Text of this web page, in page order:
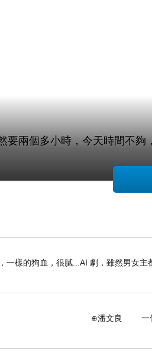
兩個多小時，今天時間不夠
竟然也有放置行李的空間，
今天乘客不多，還有很多空位
一樣的狗血，很膩...AI 劇，雖然男女
良 一個年輕的墨客